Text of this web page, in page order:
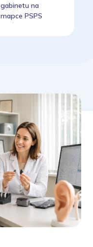
gabinetu na
mapce PSPS